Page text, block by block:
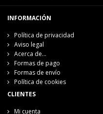
INFORMACIÓN
Política de privacidad
Aviso legal
Acerca de...
Formas de pago
Formas de envío
Política de cookies
CLIENTES
Mi cuenta